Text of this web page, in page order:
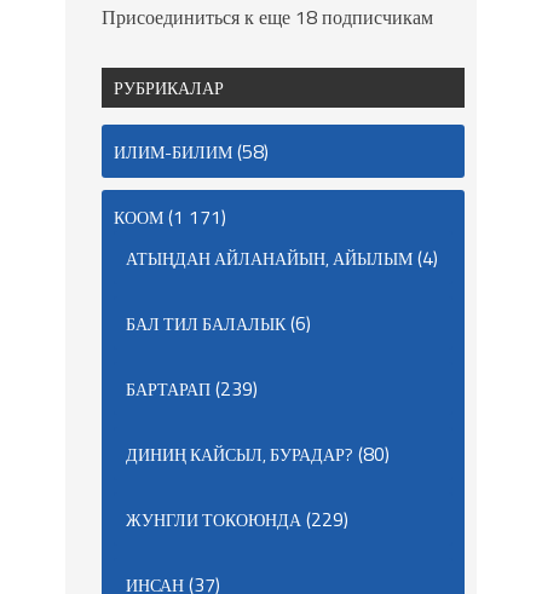
Присоединиться к еще 18 подписчикам
РУБРИКАЛАР
ИЛИМ-БИЛИМ(58)
КООМ(1 171)
АТЫҢДАН АЙЛАНАЙЫН, АЙЫЛЫМ(4)
БАЛ ТИЛ БАЛАЛЫК(6)
БАРТАРАП(239)
ДИНИҢ КАЙСЫЛ, БУРАДАР? (80)
ЖУНГЛИ ТОКОЮНДА(229)
ИНСАН(37)